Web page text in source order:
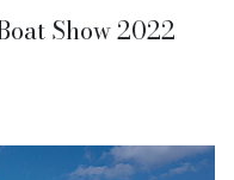
Show 2022